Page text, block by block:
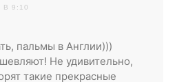
В 9:10
пальмы в Англии)))
Не удивительно,
такие прекрасные